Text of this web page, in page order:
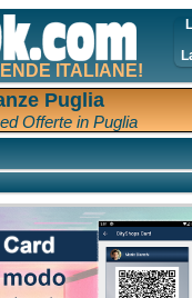
ITALIANE!
Puglia
Offerte in Puglia